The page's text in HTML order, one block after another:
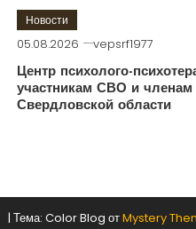
Новости
05.08.2026 vepsrf1977
Центр психолого-
участникам СВО и членам
Свердловской области
| Тема: Color Blog отMystery